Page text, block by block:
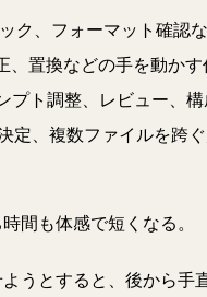
ク、フォーマット確認
置換などの手を動かす
ト調整、レビュー、
定、複数ファイルを跨
間も体感で短くなる。
うとすると、後から手